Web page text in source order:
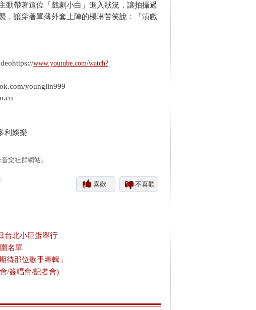
動帶著這位「戲劇小白」進入狀況，讓拍攝過
，讓穿著單薄外套上陣的楊琳苦笑說：「演戲
www.youtube.com/watch?
younglin999
娛樂
樂社群網站』
喜歡 不喜歡
台北小巨蛋舉行
名單
待那位歌手專輯」
/簽唱會/記者會)